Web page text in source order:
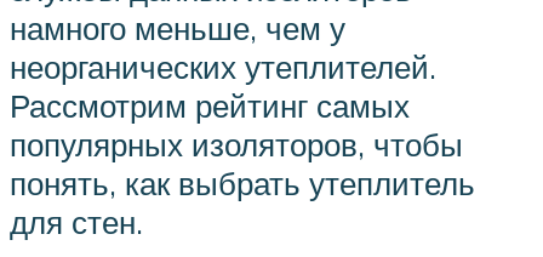
намного меньше, чем у
неорганических утеплителей.
Рассмотрим рейтинг самых
популярных изоляторов, чтобы
понять, как выбрать утеплитель
для стен.